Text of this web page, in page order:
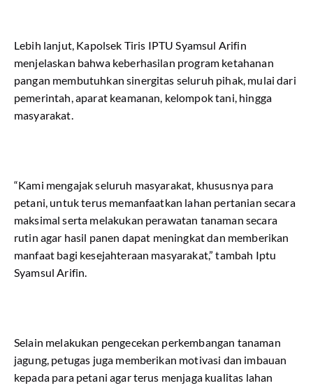
Lebih lanjut, Kapolsek Tiris IPTU Syamsul Arifin
menjelaskan bahwa keberhasilan program ketahanan
pangan membutuhkan sinergitas seluruh pihak, mulai dari
pemerintah, aparat keamanan, kelompok tani, hingga
masyarakat.
“Kami mengajak seluruh masyarakat, khususnya para
petani, untuk terus memanfaatkan lahan pertanian secara
maksimal serta melakukan perawatan tanaman secara
rutin agar hasil panen dapat meningkat dan memberikan
manfaat bagi kesejahteraan masyarakat,” tambah Iptu
Syamsul Arifin.
Selain melakukan pengecekan perkembangan tanaman
jagung, petugas juga memberikan motivasi dan imbauan
kepada para petani agar terus menjaga kualitas lahan